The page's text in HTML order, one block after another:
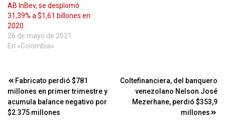
AB InBev, se desplomó
31,39% a $1,61 billones en
2020
26 de mayo de 2021
En «Colombia»
Navegación
de
entradas
Fabricato perdió $781
millones en primer trimestre y
acumula balance negativo por
$2.375 millones
Coltefinanciera, del banquero
venezolano Nelson José
Mezerhane, perdió $353,9
millones